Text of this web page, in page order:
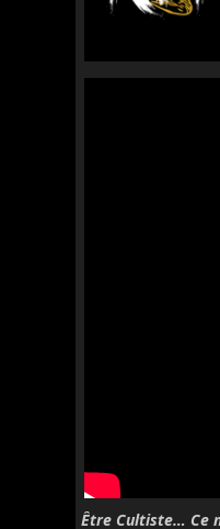
Être Cultiste… Ce